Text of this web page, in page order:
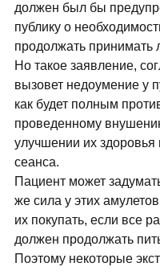
должен был бы
публику о
продолжать принимать
Но такое заявление,
вызовет недоумение у
как будет полным
проведенному
улучшении их здоровья
сеанса.
Пациент может
же сила у этих
их покупать, если все
должен продолжать
Поэтому некоторые